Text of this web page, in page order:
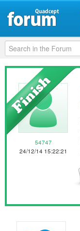
54747
24/12/14 15:22:21